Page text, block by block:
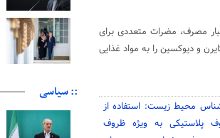
مصرف، مضرات متعددی برای
و دیوکسین را به مواد غذایی
محیط زیست: استفاده از
پلاستیکی به ویژه ظروف
:: سیاسی